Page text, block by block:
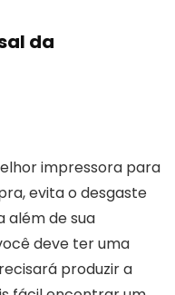
da
impressora para
evita o desgaste
além de sua
deve ter uma
produzir a